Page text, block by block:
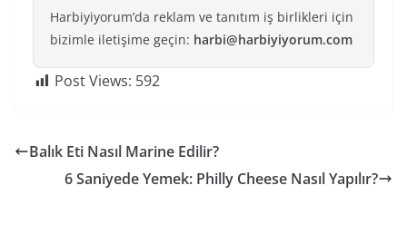
Harbiyiyorum’da reklam ve tanıtım iş birlikleri için
bizimle iletişime geçin: harbi@harbiyiyorum.com
Post Views: 592
Balık Eti Nasıl Marine Edilir?
6 Saniyede Yemek: Philly Cheese Nasıl Yapılır?